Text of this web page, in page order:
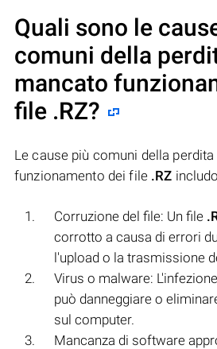
Quali sono le
comuni della
mancato
file .RZ?
Le cause più comuni della
funzionamento dei file .RZ
Corruzione del file: Un file
corrotto a causa di errori
l'upload o la trasmissione
Virus o malware:
può danneggiare o
sul computer.
Mancanza di software